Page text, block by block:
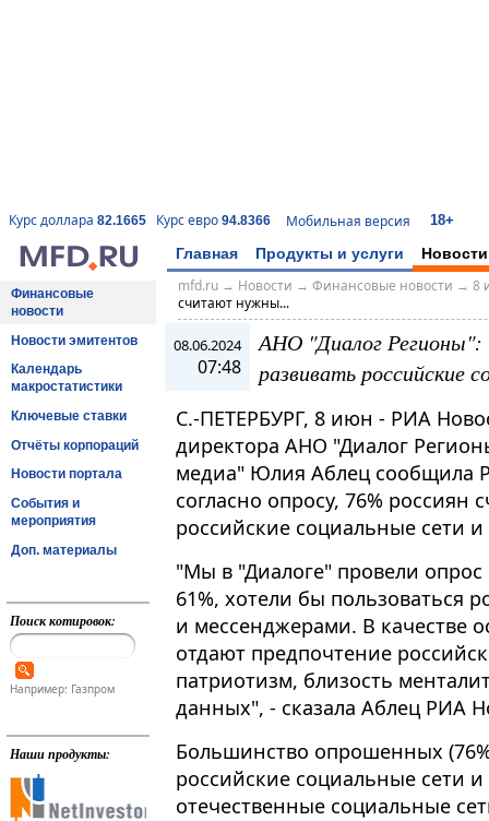
Курс доллара 82.1665 Курс евро 94.8366 Мобильная версия 18+
Главная Продукты и услуги Новости
Финансовые
новости
Новости эмитентов
Календарь
макростатистики
Ключевые ставки
Отчёты корпораций
Новости портала
События и
мероприятия
Доп. материалы
Поиск котировок:
Например: Газпром
Наши продукты:
mfd.ru→ Новости → Финансовые новости → 8
считают нужны...
08.06.2024
07:48
АНО "Диалог
развивать российские
С.-ПЕТЕРБУРГ, 8 июн - РИА
директора АНО "Диалог
медиа" Юлия Аблец сообщила
согласно опросу, 76% россиян
российские социальные сети
"Мы в "Диалоге" провели
61%, хотели бы пользоваться
и мессенджерами. В качестве
отдают предпочтение
патриотизм, близость
данных", - сказала Аблец РИА
Большинство опрошенных
российские социальные сети
отечественные социальные